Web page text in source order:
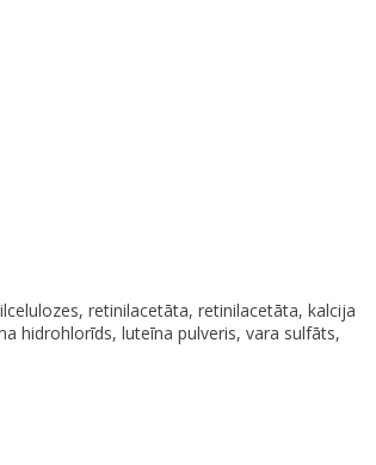
retinilacetāta, retinilacetāta, kalcija
hidrohlorīds, luteīna pulveris, vara sulfāts,